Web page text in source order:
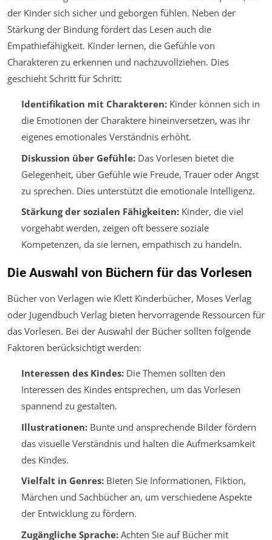
der Kinder sich sicher und geborgen fühlen. Neben der
Stärkung der Bindung fördert das Lesen auch die
Empathiefähigkeit. Kinder lernen, die Gefühle von
Charakteren zu erkennen und nachzuvollziehen. Dies
geschieht Schritt für Schritt:
Identifikation mit Charakteren:Kinder können sich in
die Emotionen der Charaktere hineinversetzen, was ihr
eigenes emotionales Verständnis erhöht.
Diskussion über Gefühle:Das Vorlesen bietet die
Gelegenheit, über Gefühle wie Freude, Trauer oder Angst
zu sprechen. Dies unterstützt die emotionale Intelligenz.
Stärkung der sozialen Fähigkeiten:Kinder, die viel
vorgehabt werden, zeigen oft bessere soziale
Kompetenzen, da sie lernen, empathisch zu handeln.
Die Auswahl von Büchern für das Vorlesen
Bücher von Verlagen wie Klett Kinderbücher, Moses Verlag
oder Jugendbuch Verlag bieten hervorragende Ressourcen für
das Vorlesen. Bei der Auswahl der Bücher sollten folgende
Faktoren berücksichtigt werden:
Interessen des Kindes:Die Themen sollten den
Interessen des Kindes entsprechen, um das Vorlesen
spannend zu gestalten.
Illustrationen:Bunte und ansprechende Bilder fördern
das visuelle Verständnis und halten die Aufmerksamkeit
des Kindes.
Vielfalt in Genres:Bieten Sie Informationen, Fiktion,
Märchen und Sachbücher an, um verschiedene Aspekte
der Entwicklung zu fördern.
Zugängliche Sprache:Achten Sie auf Bücher mit